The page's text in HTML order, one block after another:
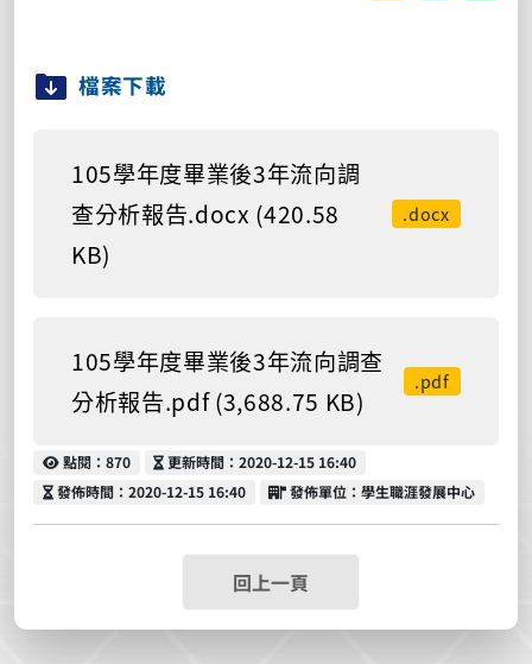
檔案下載
105學年度畢業後3年流向調
查分析報告.docx (420.58
KB)
.docx
105學年度畢業後3年流向調查
分析報告.pdf (3,688.75 KB)
.pdf
點閱
點閱：870 更新時間
更新時間：2020-12-15 16:40
發佈時間
發佈時間：2020-12-15 16:40 發佈單位
發佈單位：學生職涯發展中心
回上一頁